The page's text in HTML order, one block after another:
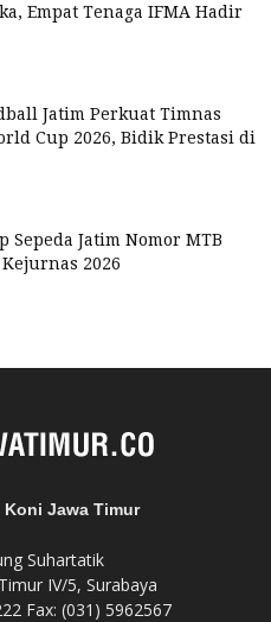
Empat Tenaga IFMA Hadir
Jatim Perkuat Timnas
Cup 2026, Bidik Prestasi di
Sepeda Jatim Nomor MTB
2026
Jawa Timur
Suhartatik
IV/5, Surabaya
Fax: (031) 5962567